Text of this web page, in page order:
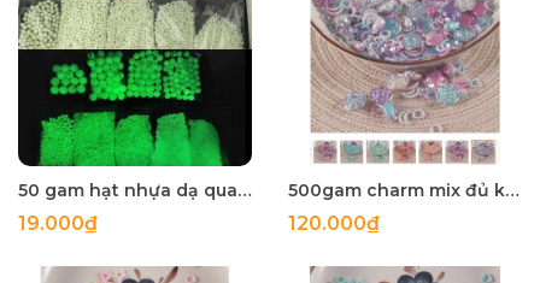
50 gam hạt nhựa dạ quang tròn đủ size 4mm, 5mm, 6mm, 8mm, 10mm, 12mm, 14mm, 16mm ,18mm , 10mm, 22mm, 25mm
19.000₫
500gam charm mix đủ kiểu màu ngọc trai, hạt charm mix đủ kiểu
120.000₫